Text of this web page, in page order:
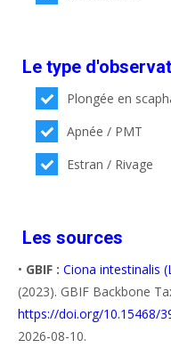
Le type
Plongée en
Apnée / PMT
Estran / Rivage
Les sources
• GBIF : Ciona intestinalis
(2023). GBIF Backbone
https://doi.org/10.15468/
2026-08-10.